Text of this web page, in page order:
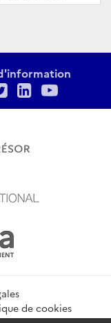
TwitterLinkedIn
de cookies